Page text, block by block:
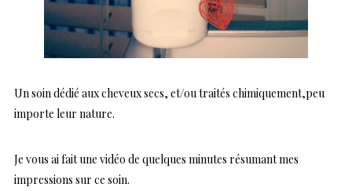
Un soin dédié aux cheveux secs, et/ou traités chimiquement,peu
importe leur nature.
Je vous ai fait une vidéo de quelques minutes résumant mes
impressions sur ce soin.